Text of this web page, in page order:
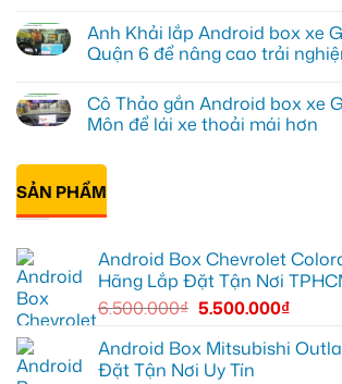
tô
Suzuki
XL7
12
để
ghi
cung
đường
lắp
Android
Box
EX2
tại
Quận
xem
Youtube
bình
luận
ở
lắp
Android
box
EX2
tại
Quận
Gò
xem
YouTube
dẫn
đường
Anh Khải lắp Android box xe
Quận 6 để nâng cao trải
bình
luận
ở
Android
box
xe
tại
Quận
nâng
cao
trải
nghiệm
lái
Cô Thảo gắn Android box xe
Môn để lái xe thoải mái hơn
có
bình
luận
ở
Cô
Android
box
Geely
EX2
ở
Hóc
Môn
để
SẢN PHẨM
Android Box Chevrolet
Hãng Lắp Đặt Tận Nơi
6.500.000₫ 5.500.000₫
Android Box Mitsubishi
Đặt Tận Nơi Uy Tín